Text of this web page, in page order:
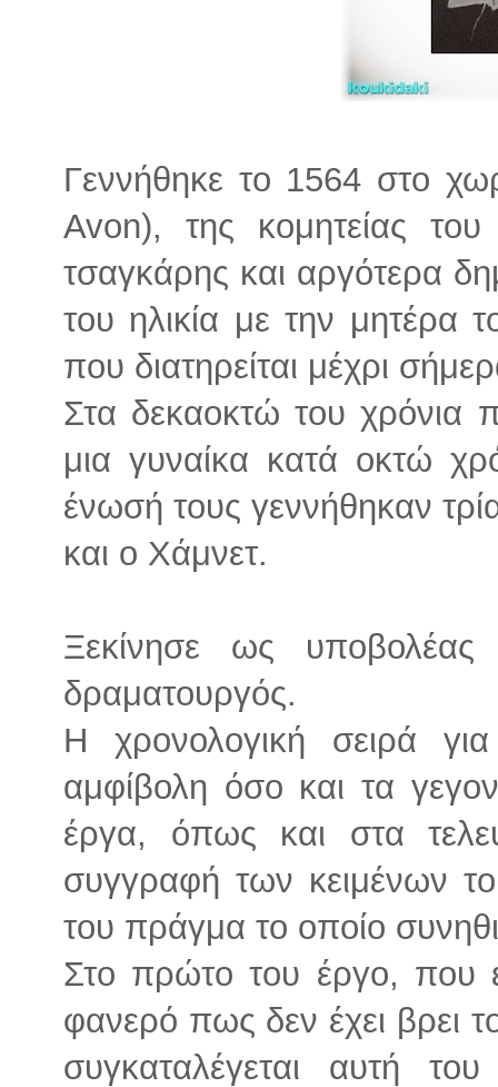
Γεννήθηκε το 1564 στο
Avon), της κομητείας
τσαγκάρης και αργότερα
του ηλικία με την μητέρα
που διατηρείται μέχρι
Στα δεκαοκτώ του χρόνια
μια γυναίκα κατά οκτώ
ένωσή τους γεννήθηκαν
και ο Χάμνετ.
Ξεκίνησε ως
δραματουργός.
Η χρονολογική σειρά
αμφίβολη όσο και τα
έργα, όπως και στα
συγγραφή των κειμένων
του πράγμα το οποίο
Στο πρώτο του έργο, που
φανερό πως δεν έχει βρει
συγκαταλέγεται αυτή